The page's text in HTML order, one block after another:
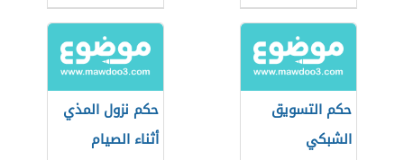
حكم التسويق
الشبكي
حكم نزول المذي
أثناء الصيام